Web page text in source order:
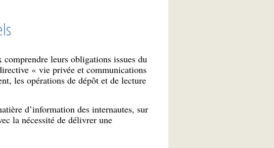
leurs obligations issues du
« vie privée et communications
les opérations de dépôt et de lecture
d’information des internautes, sur
la nécessité de délivrer une